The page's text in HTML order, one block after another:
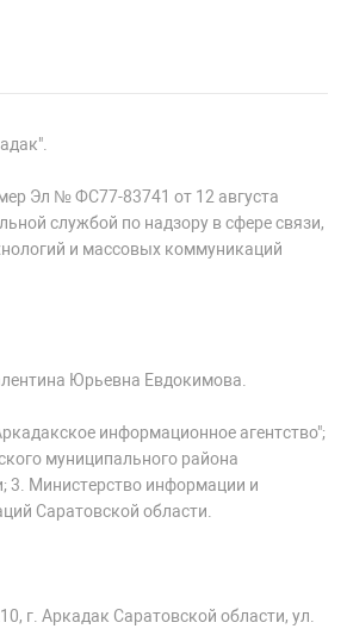
Эл № ФС77-83741 от 12 августа
службой по надзору в сфере связи,
и массовых коммуникаций
Юрьевна Евдокимова.
информационное агентство";
муниципального района
3. Министерство информации и
Саратовской области.
г. Аркадак Саратовской области, ул.